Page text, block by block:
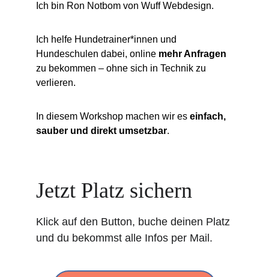
Ich bin Ron Notbom von Wuff Webdesign.
Ich helfe Hundetrainer*innen und
Hundeschulen dabei, online mehr Anfragen
zu bekommen – ohne sich in Technik zu
verlieren.
In diesem Workshop machen wir es einfach,
sauber und direkt umsetzbar.
Jetzt Platz sichern
Klick auf den Button, buche deinen Platz
und du bekommst alle Infos per Mail.